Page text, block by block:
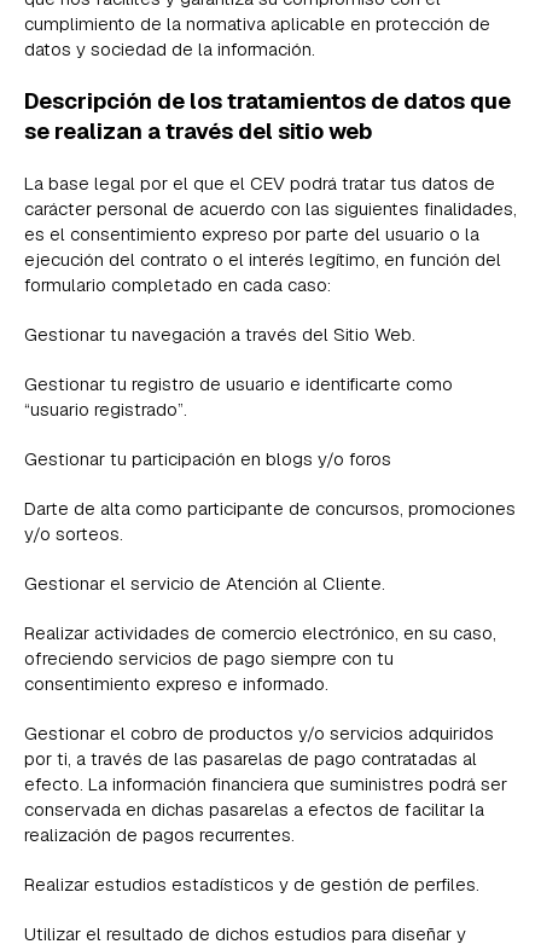
cumplimiento de la normativa aplicable en protección de
datos y sociedad de la información.
Descripción de los tratamientos de datos que
se realizan a través del sitio web
La base legal por el que el CEV podrá tratar tus datos de
carácter personal de acuerdo con las siguientes finalidades,
es el consentimiento expreso por parte del usuario o la
ejecución del contrato o el interés legítimo, en función del
formulario completado en cada caso:
Gestionar tu navegación a través del Sitio Web.
Gestionar tu registro de usuario e identificarte como
“usuario registrado”.
Gestionar tu participación en blogs y/o foros
Darte de alta como participante de concursos, promociones
y/o sorteos.
Gestionar el servicio de Atención al Cliente.
Realizar actividades de comercio electrónico, en su caso,
ofreciendo servicios de pago siempre con tu
consentimiento expreso e informado.
Gestionar el cobro de productos y/o servicios adquiridos
por ti, a través de las pasarelas de pago contratadas al
efecto. La información financiera que suministres podrá ser
conservada en dichas pasarelas a efectos de facilitar la
realización de pagos recurrentes.
Realizar estudios estadísticos y de gestión de perfiles.
Utilizar el resultado de dichos estudios para diseñar y